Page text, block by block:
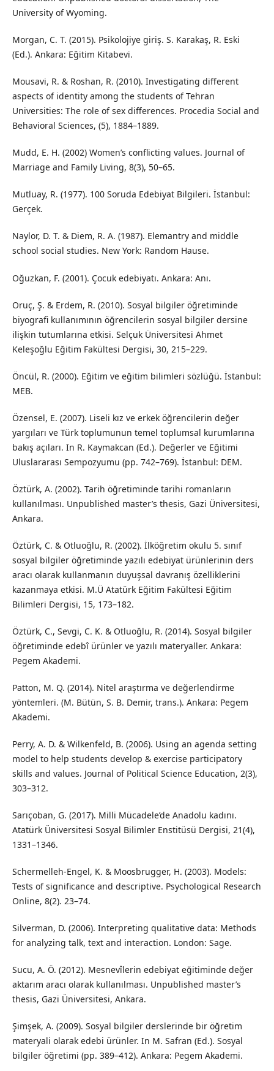
University of Wyoming.
Morgan, C. T. (2015). Psikolojiye giriş. S. Karakaş, R. Eski
(Ed.). Ankara: Eğitim Kitabevi.
Mousavi, R. & Roshan, R. (2010). Investigating different
aspects of identity among the students of Tehran
Universities: The role of sex differences. Procedia Social and
Behavioral Sciences, (5), 1884–1889.
Mudd, E. H. (2002) Women’s conflicting values. Journal of
Marriage and Family Living, 8(3), 50–65.
Mutluay, R. (1977). 100 Soruda Edebiyat Bilgileri. İstanbul:
Gerçek.
Naylor, D. T. & Diem, R. A. (1987). Elemantry and middle
school social studies. New York: Random Hause.
Oğuzkan, F. (2001). Çocuk edebiyatı. Ankara: Anı.
Oruç, Ş. & Erdem, R. (2010). Sosyal bilgiler öğretiminde
biyografi kullanımının öğrencilerin sosyal bilgiler dersine
ilişkin tutumlarına etkisi. Selçuk Üniversitesi Ahmet
Keleşoğlu Eğitim Fakültesi Dergisi, 30, 215–229.
Öncül, R. (2000). Eğitim ve eğitim bilimleri sözlüğü. İstanbul:
MEB.
Özensel, E. (2007). Liseli kız ve erkek öğrencilerin değer
yargıları ve Türk toplumunun temel toplumsal kurumlarına
bakış açıları. In R. Kaymakcan (Ed.). Değerler ve Eğitimi
Uluslararası Sempozyumu (pp. 742–769). İstanbul: DEM.
Öztürk, A. (2002). Tarih öğretiminde tarihi romanların
kullanılması. Unpublished master’s thesis, Gazi Üniversitesi,
Ankara.
Öztürk, C. & Otluoğlu, R. (2002). İlköğretim okulu 5. sınıf
sosyal bilgiler öğretiminde yazılı edebiyat ürünlerinin ders
aracı olarak kullanmanın duyuşsal davranış özelliklerini
kazanmaya etkisi. M.Ü Atatürk Eğitim Fakültesi Eğitim
Bilimleri Dergisi, 15, 173–182.
Öztürk, C., Sevgi, C. K. & Otluoğlu, R. (2014). Sosyal bilgiler
öğretiminde edebî ürünler ve yazılı materyaller. Ankara:
Pegem Akademi.
Patton, M. Q. (2014). Nitel araştırma ve değerlendirme
yöntemleri. (M. Bütün, S. B. Demir, trans.). Ankara: Pegem
Akademi.
Perry, A. D. & Wilkenfeld, B. (2006). Using an agenda setting
model to help students develop & exercise participatory
skills and values. Journal of Political Science Education, 2(3),
303–312.
Sarıçoban, G. (2017). Milli Mücadele’de Anadolu kadını.
Atatürk Üniversitesi Sosyal Bilimler Enstitüsü Dergisi, 21(4),
1331–1346.
Schermelleh-Engel, K. & Moosbrugger, H. (2003). Models:
Tests of significance and descriptive. Psychological Research
Online, 8(2). 23–74.
Silverman, D. (2006). Interpreting qualitative data: Methods
for analyzing talk, text and interaction. London: Sage.
Sucu, A. Ö. (2012). Mesnevîlerin edebiyat eğitiminde değer
aktarım aracı olarak kullanılması. Unpublished master’s
thesis, Gazi Üniversitesi, Ankara.
Şimşek, A. (2009). Sosyal bilgiler derslerinde bir öğretim
materyali olarak edebi ürünler. In M. Safran (Ed.). Sosyal
bilgiler öğretimi (pp. 389–412). Ankara: Pegem Akademi.